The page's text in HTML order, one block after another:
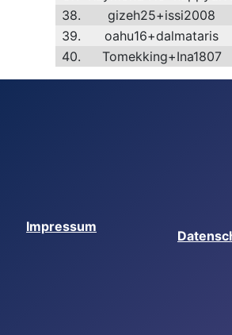
38.
gizeh25+issi2008
39.
oahu16+dalmataris
40.
Tomekking+Ina1807
Impressum